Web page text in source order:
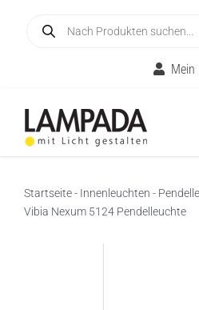
search
Mein
Online-Shop
Startseite- Innenleuchten -
Vibia Nexum 5124 Pendelleuchte